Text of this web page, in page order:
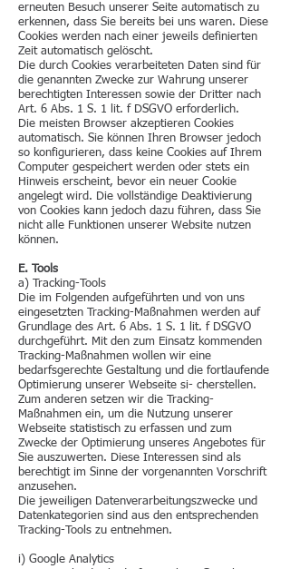
erneuten Besuch unserer Seite automatisch zu
erkennen, dass Sie bereits bei uns waren. Diese
Cookies werden nach einer jeweils definierten
Zeit automatisch gelöscht.
Die durch Cookies verarbeiteten Daten sind für
die genannten Zwecke zur Wahrung unserer
berechtigten Interessen sowie der Dritter nach
Art. 6 Abs. 1 S. 1 lit. f DSGVO erforderlich.
Die meisten Browser akzeptieren Cookies
automatisch. Sie können Ihren Browser jedoch
so konfigurieren, dass keine Cookies auf Ihrem
Computer gespeichert werden oder stets ein
Hinweis erscheint, bevor ein neuer Cookie
angelegt wird. Die vollständige Deaktivierung
von Cookies kann jedoch dazu führen, dass Sie
nicht alle Funktionen unserer Website nutzen
können.
E. Tools
a) Tracking-Tools
Die im Folgenden aufgeführten und von uns
eingesetzten Tracking-Maßnahmen werden auf
Grundlage des Art. 6 Abs. 1 S. 1 lit. f DSGVO
durchgeführt. Mit den zum Einsatz kommenden
Tracking-Maßnahmen wollen wir eine
bedarfsgerechte Gestaltung und die fortlaufende
Optimierung unserer Webseite si- cherstellen.
Zum anderen setzen wir die Tracking-
Maßnahmen ein, um die Nutzung unserer
Webseite statistisch zu erfassen und zum
Zwecke der Optimierung unseres Angebotes für
Sie auszuwerten. Diese Interessen sind als
berechtigt im Sinne der vorgenannten Vorschrift
anzusehen.
Die jeweiligen Datenverarbeitungszwecke und
Datenkategorien sind aus den entsprechenden
Tracking-Tools zu entnehmen.
i) Google Analytics